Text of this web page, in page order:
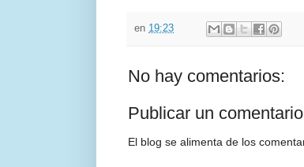
en 19:23
No hay comentarios:
Publicar un comentario
El blog se alimenta de los